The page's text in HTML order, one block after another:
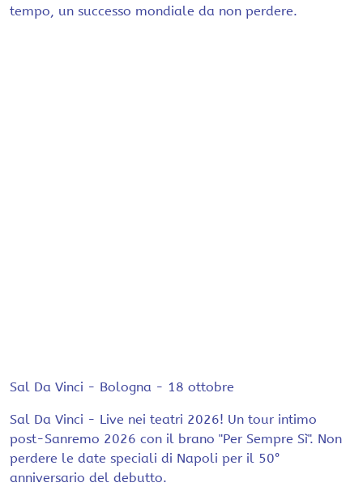
tempo, un successo mondiale da non perdere.
Sal Da Vinci - Bologna - 18 ottobre
Sal Da Vinci - Live nei teatri 2026! Un tour intimo
post-Sanremo 2026 con il brano "Per Sempre Sì". Non
perdere le date speciali di Napoli per il 50°
anniversario del debutto.